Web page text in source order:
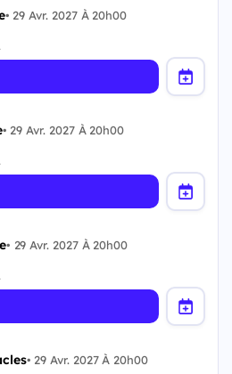
• 29 Avr. 2027 À 20h00
• 29 Avr. 2027 À 20h00
• 29 Avr. 2027 À 20h00
• 29 Avr. 2027 À 20h00